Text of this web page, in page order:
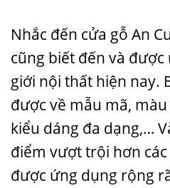
Nhắc đến cửa gỗ An
cũng biết đến và
giới nội thất hiện nay.
được về mẫu mã,
kiểu dáng đa dạng,…
điểm vượt trội hơn
được ứng dụng rộng